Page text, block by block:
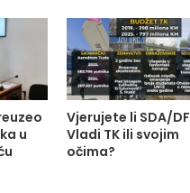
u
Vjerujete li SDA/DF
Vladi TK ili svojim
očima?